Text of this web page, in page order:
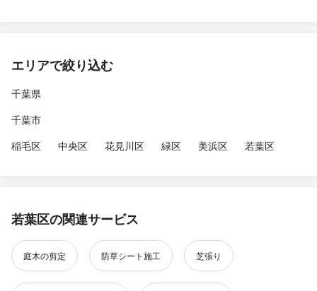
エリアで絞り込む
千葉県
千葉市
稲毛区
中央区 花見川区 緑区 美浜区 若葉区
若葉区の関連サービス
庭木の剪定 防草シート施工 芝張り